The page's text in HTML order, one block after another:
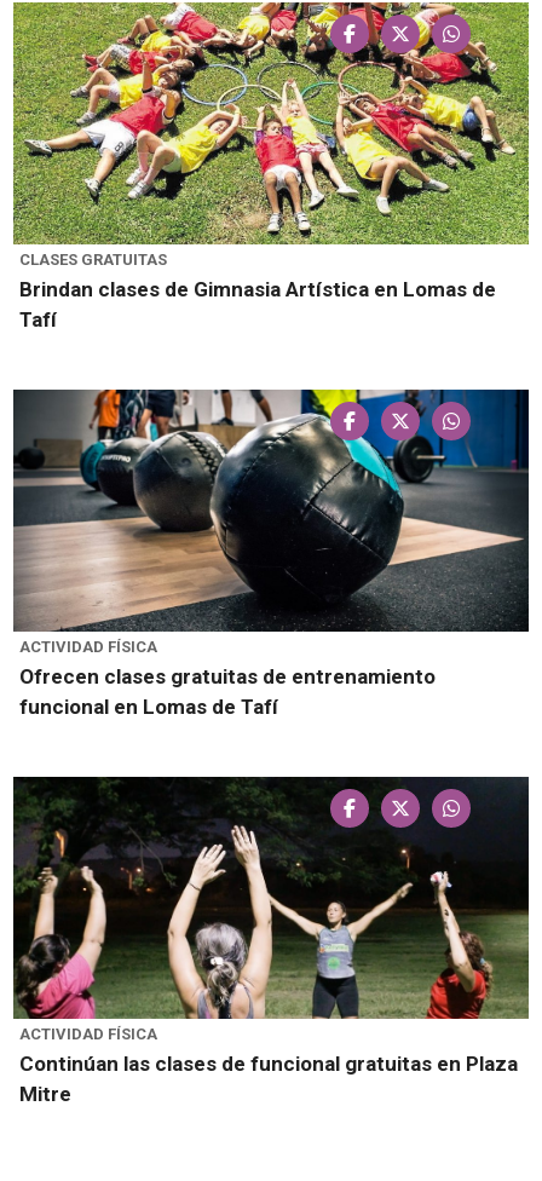
CLASES GRATUITAS
Brindan clases de Gimnasia Artística en Lomas de
Tafí
ACTIVIDAD FÍSICA
Ofrecen clases gratuitas de entrenamiento
funcional en Lomas de Tafí
ACTIVIDAD FÍSICA
Continúan las clases de funcional gratuitas en Plaza
Mitre